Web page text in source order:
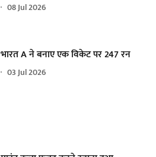
08 Jul 2026
भारत A ने बनाए एक विकेट पर 247 रन
03 Jul 2026